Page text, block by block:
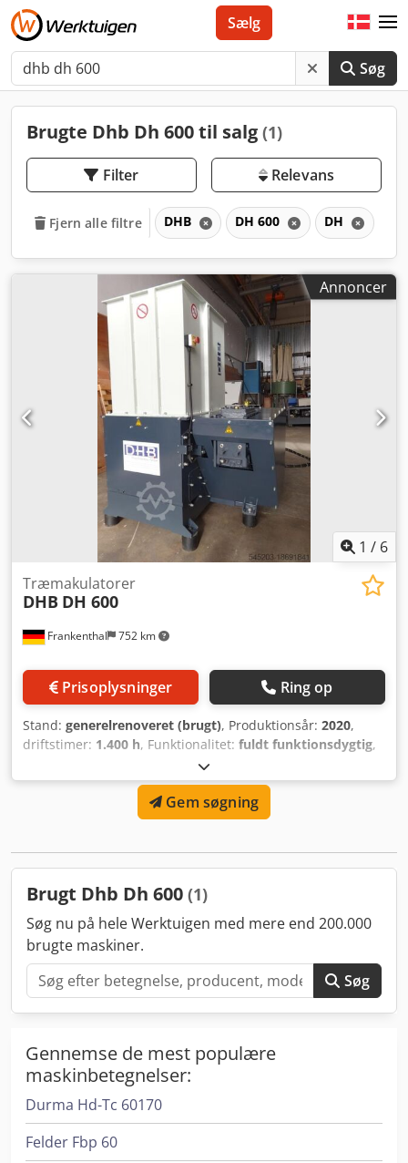
Søg
Sælg
Brugte Dhb Dh 600 til salg (1)
Filter Relevans
Fjern alle filtre DHB DH 600 DH
Annoncer
1 / 6
Frankenthal 752 km
Træmakulatorer
DHB DH 600
Prisoplysninger Ring op
Stand: generelrenoveret (brugt), Produktionsår: 2020,
driftstimer: 1.400 h, Funktionalitet: fuldt funktionsdygtig,
Træflishugger DH600-18,5KW, rotorbredde 600 mm,
rotordiameter 222 mm, 28 knive, konkave, 4 friløbere,
hydraulisk skub, årg. 2020, komplet fabriksrenoveret
Chsdev Iq Ebspfx Ag Dea
Gem søgning
Brugt Dhb Dh 600 (1)
Søg nu på hele Werktuigen med mere end 200.000
brugte maskiner.
Søg
Gennemse de mest populære
maskinbetegnelser:
Durma Hd-Tc 60170
Felder Fbp 60